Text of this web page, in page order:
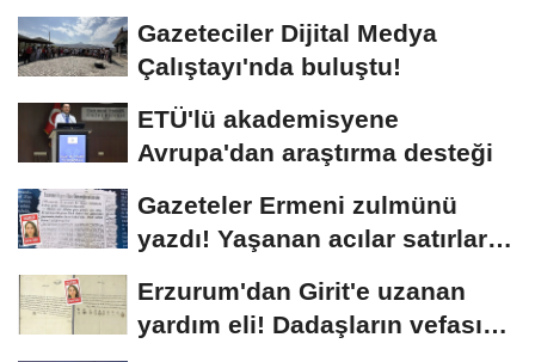
Gazeteciler Dijital Medya
Çalıştayı'nda buluştu!
ETÜ'lü akademisyene
Avrupa'dan araştırma desteği
Gazeteler Ermeni zulmünü
yazdı! Yaşanan acılar satırlara
Erzurum'dan Girit'e uzanan
yardım eli! Dadaşların vefası